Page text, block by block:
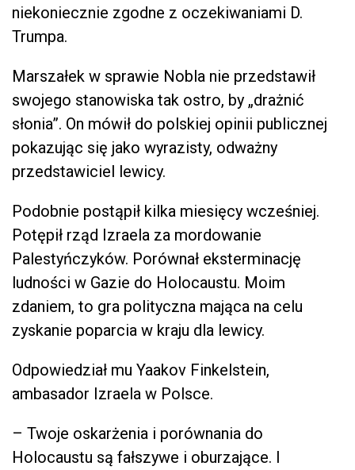
niekoniecznie zgodne z oczekiwaniami D.
Trumpa.
Marszałek w sprawie Nobla nie przedstawił
swojego stanowiska tak ostro, by „drażnić
słonia”. On mówił do polskiej opinii publicznej
pokazując się jako wyrazisty, odważny
przedstawiciel lewicy.
Podobnie postąpił kilka miesięcy wcześniej.
Potępił rząd Izraela za mordowanie
Palestyńczyków. Porównał eksterminację
ludności w Gazie do Holocaustu. Moim
zdaniem, to gra polityczna mająca na celu
zyskanie poparcia w kraju dla lewicy.
Odpowiedział mu Yaakov Finkelstein,
ambasador Izraela w Polsce.
– Twoje oskarżenia i porównania do
Holocaustu są fałszywe i oburzające. I